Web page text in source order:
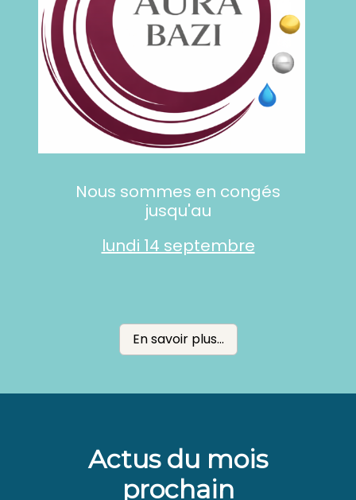
Nous sommes en congés
jusqu'au
lundi 14 septembre
En savoir plus...
Actus du mois
prochain